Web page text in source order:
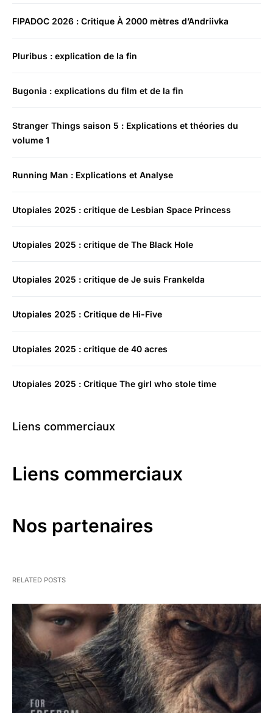
FIPADOC 2026 : Critique À 2000 mètres d’Andriivka
Pluribus : explication de la fin
Bugonia : explications du film et de la fin
Stranger Things saison 5 : Explications et théories du
volume 1
Running Man : Explications et Analyse
Utopiales 2025 : critique de Lesbian Space Princess
Utopiales 2025 : critique de The Black Hole
Utopiales 2025 : critique de Je suis Frankelda
Utopiales 2025 : Critique de Hi-Five
Utopiales 2025 : critique de 40 acres
Utopiales 2025 : Critique The girl who stole time
Liens commerciaux
Liens commerciaux
Nos partenaires
RELATED POSTS